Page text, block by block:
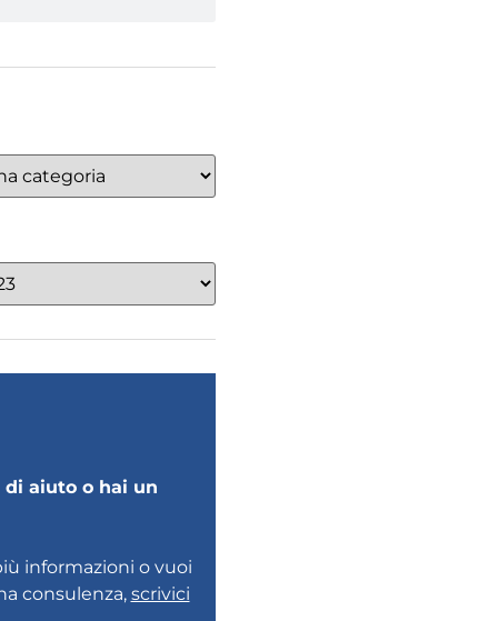
di aiuto o hai un
informazioni o vuoi
consulenza, scrivici